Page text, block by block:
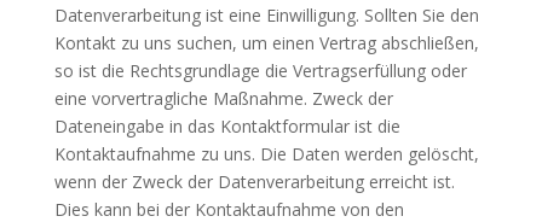
Datenverarbeitung ist eine Einwilligung. Sollten Sie den
Kontakt zu uns suchen, um einen Vertrag abschließen,
so ist die Rechtsgrundlage die Vertragserfüllung oder
eine vorvertragliche Maßnahme. Zweck der
Dateneingabe in das Kontaktformular ist die
Kontaktaufnahme zu uns. Die Daten werden gelöscht,
wenn der Zweck der Datenverarbeitung erreicht ist.
Dies kann bei der Kontaktaufnahme von den